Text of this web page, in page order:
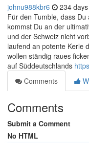
johnu988kbr6 234
Für den Tumble, dass
kommst Du an der
und der Schweiz nicht
laufend an potente Kerle
wollen ständig raues
auf Süddeutschlands
Comments
Comments
Submit a Comment
No HTML